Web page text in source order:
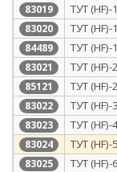
83019 ТУТ
83020 ТУТ
84489 ТУТ
83021 ТУТ
85121 ТУТ
83022 ТУТ
83023 ТУТ
83024 ТУТ
83025 ТУТ